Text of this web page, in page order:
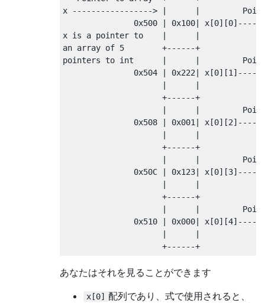
x
-----------------> | |
0x500
| 0x100| x[0][0
x is a pointer to
|
|
an array of 5
+------+
pointers to int | |
0x504
| 0x222 | x[0][1
|
|
+------+
|
|
0x508
| 0x001 | x[0][2
|
|
+------+
|
|
0x50C
| 0x123| x[0][3
|
|
+------+
|
|
0x510
| 0x000| x[0][4
|
|
+------+
あなたはそれを見ることができます
x[0] 配列であり、式で使用されると、